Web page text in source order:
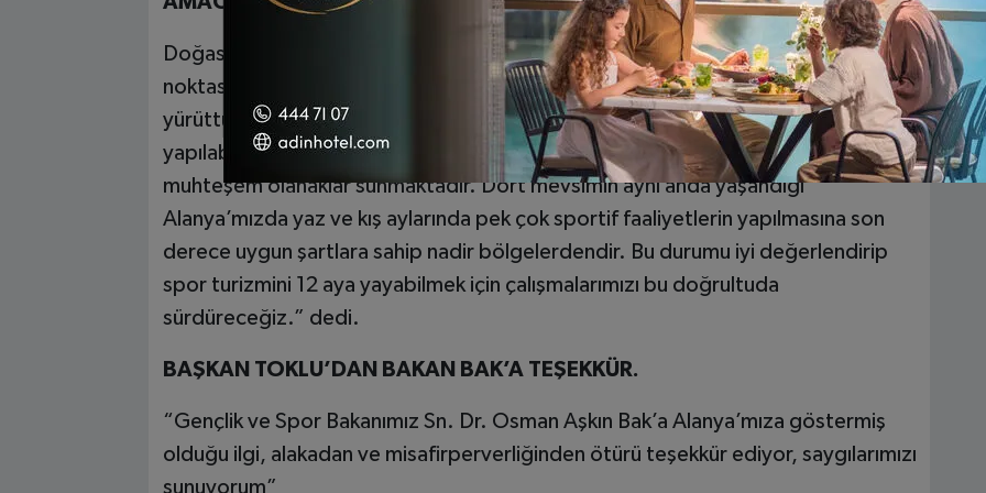
Doğası, tarihi güzellikleri, denizi, kültürel varlıklarıyla yüz binlerce turistin tercih
noktası olan Alanya’da spor turizminin 12 aya yayılmasına yönelik çalışmalar
yürüttüklerini ifade eden Toklu “Şehrimiz, birçok alternatif turizm türünün
yapılabildiği uygun bir coğrafyaya sahip olmakla birlikte spor turizmi için de
muhteşem olanaklar sunmaktadır. Dört mevsimin aynı anda yaşandığı
Alanya’mızda yaz ve kış aylarında pek çok sportif faaliyetlerin yapılmasına son
derece uygun şartlara sahip nadir bölgelerdendir. Bu durumu iyi değerlendirip
spor turizmini 12 aya yayabilmek için çalışmalarımızı bu doğrultuda
sürdüreceğiz.” dedi.
BAŞKAN TOKLU’DAN BAKAN BAK’A TEŞEKKÜR.
“Gençlik ve Spor Bakanımız Sn. Dr. Osman Aşkın Bak’a Alanya’mıza göstermiş
olduğu ilgi, alakadan ve misafirperverliğinden ötürü teşekkür ediyor, saygılarımızı
sunuyorum”